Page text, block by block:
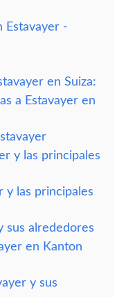
Estavayer -
en Suiza:
a Estavayer en
y las principales
y las principales
sus alrededores
en Kanton
y sus